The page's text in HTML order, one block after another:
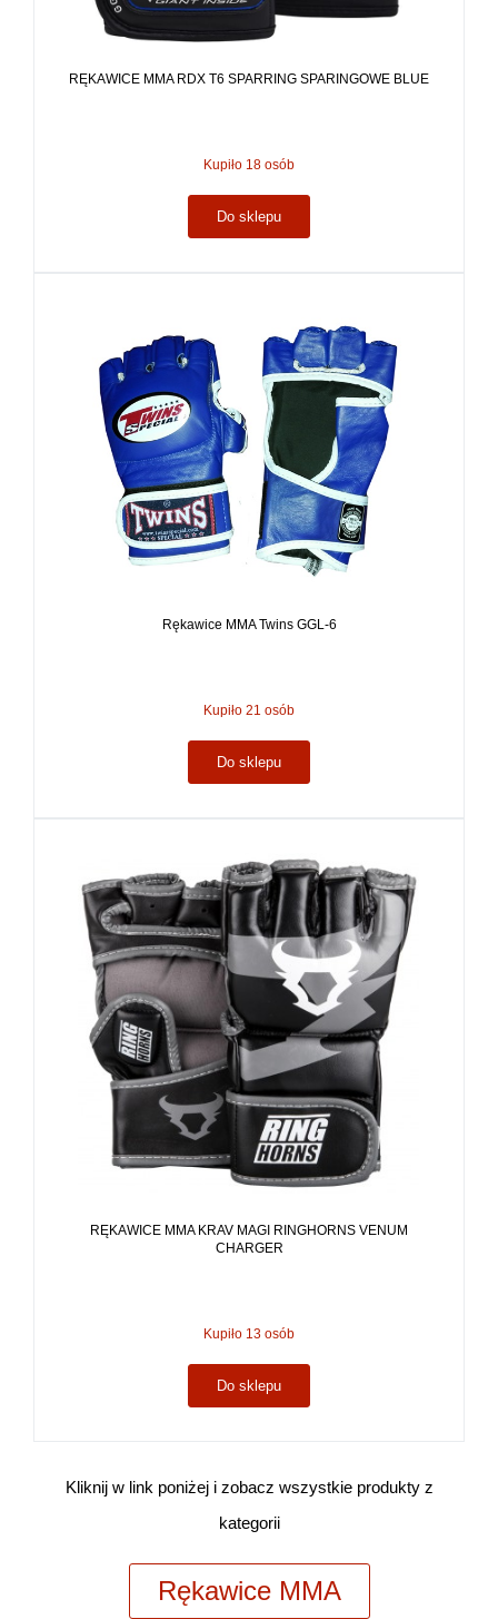
RĘKAWICE MMA RDX T6 SPARRING SPARINGOWE BLUE
Kupiło 18 osób
Do sklepu
Rękawice MMA Twins GGL-6
Kupiło 21 osób
Do sklepu
RĘKAWICE MMA KRAV MAGI RINGHORNS VENUM
CHARGER
Kupiło 13 osób
Do sklepu
Kliknij w link poniżej i zobacz wszystkie produkty z
kategorii
Rękawice MMA